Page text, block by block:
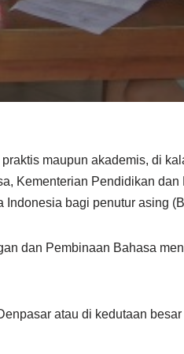
maupun akademis, di
Kementerian Pendidikan
bagi penutur asing
dan Pembinaan Bahasa
atau di kedutaan